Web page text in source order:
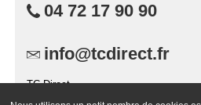
04 72 17 90 90
info@tcdirect.fr
TC Direct,